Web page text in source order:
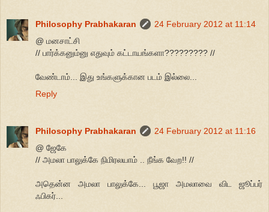
Philosophy Prabhakaran
24 February 2012 at 11:14
@ மனசாட்சி
// பார்க்கனும்னு எதுவும் கட்டாயங்களா????????? //
வேண்டாம்... இது உங்களுக்கான படம் இல்லை...
Reply
Philosophy Prabhakaran
24 February 2012 at 11:16
@ ஜேகே
// அமலா பாலுக்கே நிமிரலயாம் .. நீங்க வேற!! //
அதென்ன அமலா பாலுக்கே... பூஜா அமலாவை விட ஜூப்பர்
ஃபிகர்...